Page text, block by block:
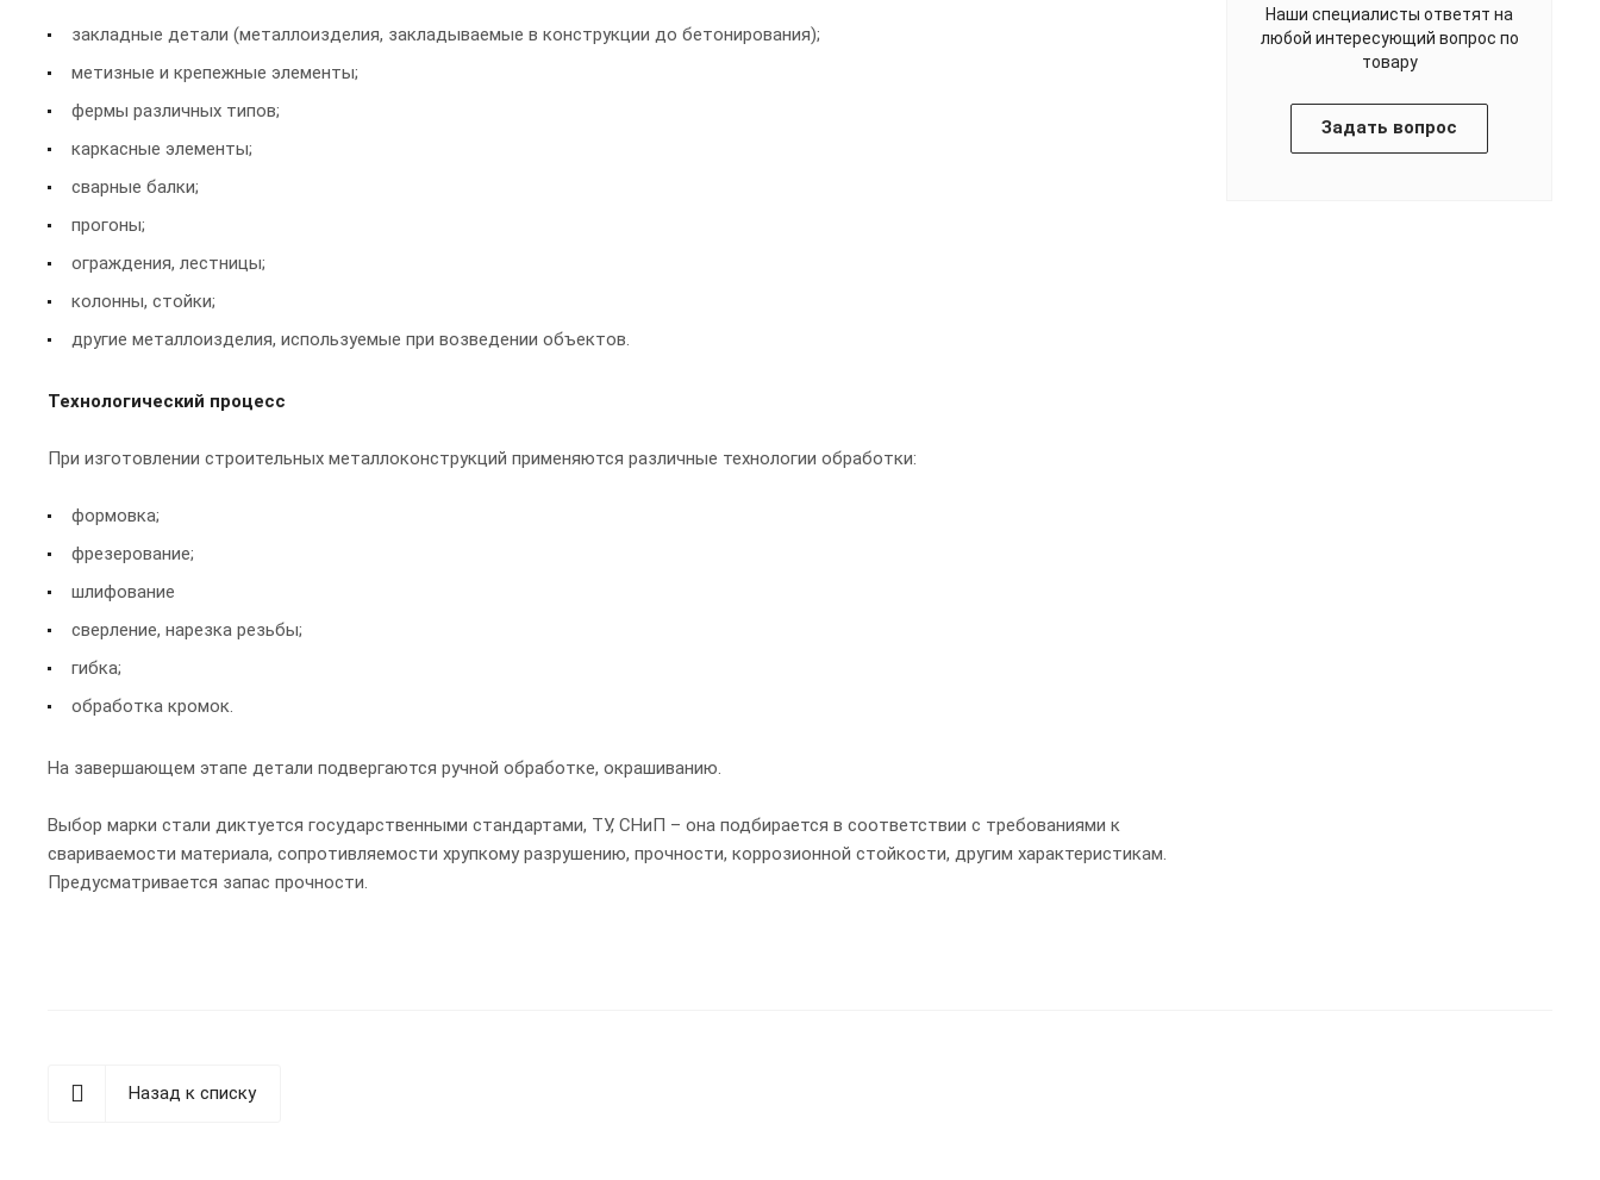
закладные детали (металлоизделия, закладываемые в конструкции до бетонирования);
метизные и крепежные элементы;
фермы различных типов;
каркасные элементы;
сварные балки;
прогоны;
ограждения, лестницы;
колонны, стойки;
другие металлоизделия, используемые при возведении объектов.
Технологический процесс
При изготовлении строительных металлоконструкций применяются различные технологии обработки:
формовка;
фрезерование;
шлифование
сверление, нарезка резьбы;
гибка;
обработка кромок.
На завершающем этапе детали подвергаются ручной обработке, окрашиванию.
Выбор марки стали диктуется государственными стандартами, ТУ, СНиП – она подбирается в соответствии с требованиями к
свариваемости материала, сопротивляемости хрупкому разрушению, прочности, коррозионной стойкости, другим характеристикам.
Предусматривается запас прочности.
Наши специалисты ответят на
любой интересующий вопрос по
товару
Задать вопрос
Назад к списку